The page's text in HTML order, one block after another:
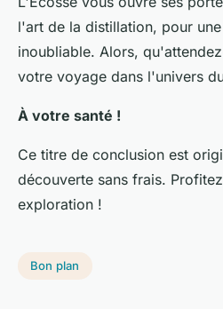
l'art de la distillation, pour
inoubliable. Alors,
votre voyage dans l'univers
À votre santé !
Ce titre de conclusion est
découverte sans frais.
exploration !
Bon plan